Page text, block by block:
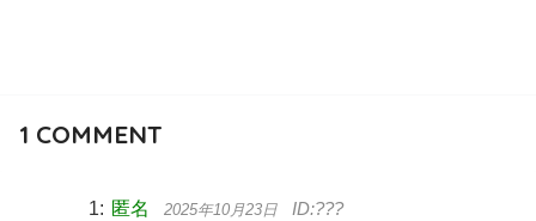
1 COMMENT
匿名 2025年10月23日